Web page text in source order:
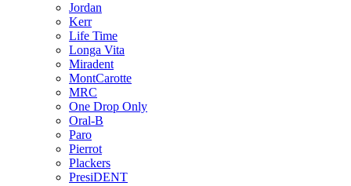
Jordan
Kerr
Life Time
Longa Vita
Miradent
MontCarotte
MRC
One Drop Only
Oral-B
Paro
Pierrot
Plackers
PresiDENT